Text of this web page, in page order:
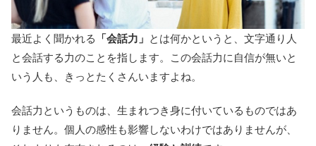
最近よく聞かれる 「会話力」 とは何かというと、文字通り人
と会話する力のことを指します。この会話力に自信が無いと
いう人も、きっとたくさんいますよね。
会話力というものは、生まれつき身に付いているものではあ
りません。個人の感性も影響しないわけではありませんが、